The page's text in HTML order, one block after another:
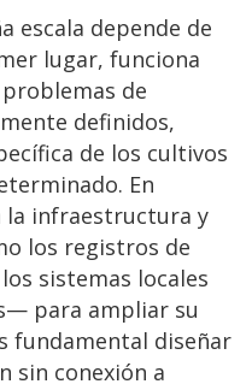
escala depende de
lugar, funciona
de
definidos,
de los cultivos
En
la infraestructura y
los registros de
sistemas locales
para ampliar su
fundamental diseñar
sin conexión a